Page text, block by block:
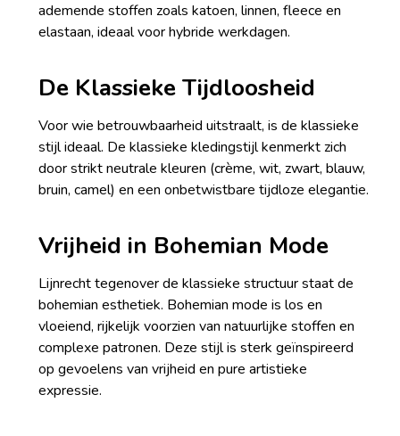
ademende stoffen zoals katoen, linnen, fleece en
elastaan, ideaal voor hybride werkdagen.
De Klassieke Tijdloosheid
Voor wie betrouwbaarheid uitstraalt, is de klassieke
stijl ideaal. De klassieke kledingstijl kenmerkt zich
door strikt neutrale kleuren (crème, wit, zwart, blauw,
bruin, camel) en een onbetwistbare tijdloze elegantie.
Vrijheid in Bohemian Mode
Lijnrecht tegenover de klassieke structuur staat de
bohemian esthetiek. Bohemian mode is los en
vloeiend, rijkelijk voorzien van natuurlijke stoffen en
complexe patronen. Deze stijl is sterk geïnspireerd
op gevoelens van vrijheid en pure artistieke
expressie.